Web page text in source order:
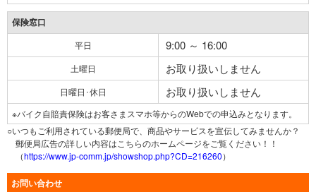
保険窓口
平日 9:00 ～ 16:00
土曜日 お取り扱いしません
日曜日･休日 お取り扱いしません
※バイク自賠責保険はお客さまスマホ等からのWebでの申込みとなります。
○いつもご利用されている郵便局で、商品やサービスを宣伝してみませんか？
郵便局広告の詳しい内容はこちらのホームページをご覧ください！！
（https://www.jp-comm.jp/showshop.php?CD=216260）
お問い合わせ